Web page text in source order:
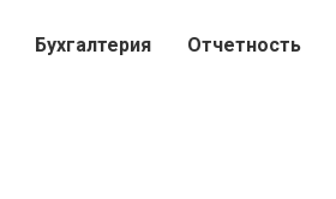
Бухгалтерия Отчетность